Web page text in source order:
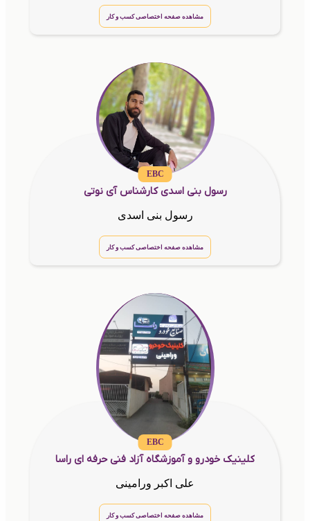
مشاهده صفحه اختصاصی کسب و کار
EBC
رسول بنی اسدی کارشناس آی نوتی
رسول بنی اسدی
مشاهده صفحه اختصاصی کسب و کار
EBC
کلینیک خودرو و آموزشگاه آزاد فنی حرفه ای راسا
علی اکبر ورامینی
مشاهده صفحه اختصاصی کسب و کار